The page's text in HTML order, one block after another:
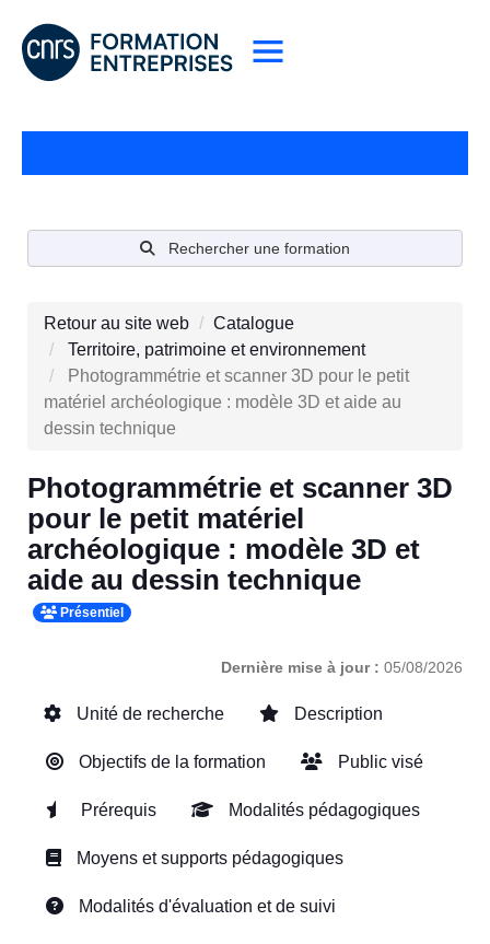
Rechercher une formation
Retour au site web
Catalogue
Territoire, patrimoine et environnement
Photogrammétrie et scanner 3D pour le petit
matériel archéologique : modèle 3D et aide au
dessin technique
Photogrammétrie et scanner 3D
pour le petit matériel
archéologique : modèle 3D et
aide au dessin technique
Présentiel
Dernière mise à jour : 05/08/2026
Unité de recherche Description
Objectifs de la formation Public visé
Prérequis Modalités pédagogiques
Moyens et supports pédagogiques
Modalités d'évaluation et de suivi